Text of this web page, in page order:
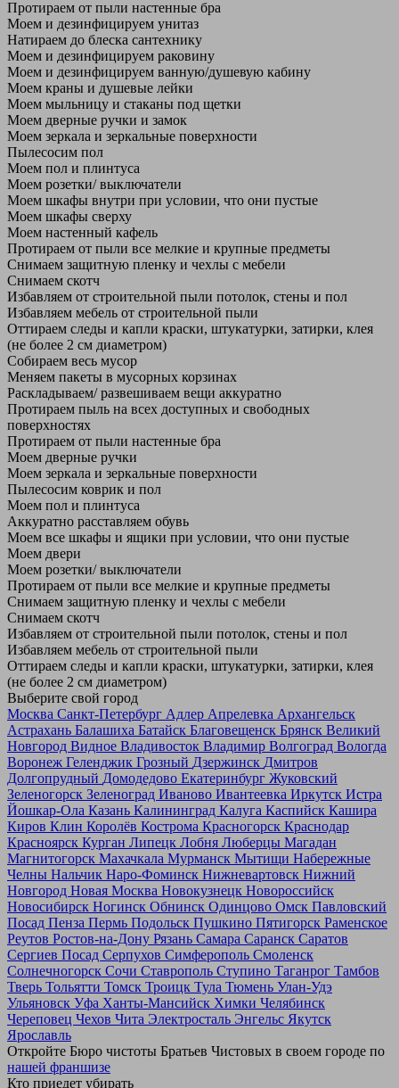
Протираем от пыли настенные бра
Моем и дезинфицируем унитаз
Натираем до блеска сантехнику
Моем и дезинфицируем раковину
Моем и дезинфицируем ванную/душевую кабину
Моем краны и душевые лейки
Моем мыльницу и стаканы под щетки
Моем дверные ручки и замок
Моем зеркала и зеркальные поверхности
Пылесосим пол
Моем пол и плинтуса
Моем розетки/ выключатели
Моем шкафы внутри при условии, что они пустые
Моем шкафы сверху
Моем настенный кафель
Протираем от пыли все мелкие и крупные предметы
Снимаем защитную пленку и чехлы с мебели
Снимаем скотч
Избавляем от строительной пыли потолок, стены и пол
Избавляем мебель от строительной пыли
Оттираем следы и капли краски, штукатурки, затирки, клея
(не более 2 см диаметром)
Собираем весь мусор
Меняем пакеты в мусорных корзинах
Раскладываем/ развешиваем вещи аккуратно
Протираем пыль на всех доступных и свободных
поверхностях
Протираем от пыли настенные бра
Моем дверные ручки
Моем зеркала и зеркальные поверхности
Пылесосим коврик и пол
Моем пол и плинтуса
Аккуратно расставляем обувь
Моем все шкафы и ящики при условии, что они пустые
Моем двери
Моем розетки/ выключатели
Протираем от пыли все мелкие и крупные предметы
Снимаем защитную пленку и чехлы с мебели
Снимаем скотч
Избавляем от строительной пыли потолок, стены и пол
Избавляем мебель от строительной пыли
Оттираем следы и капли краски, штукатурки, затирки, клея
(не более 2 см диаметром)
Выберите свой город
Москва Санкт-Петербург Адлер Апрелевка Архангельск
Астрахань Балашиха Батайск Благовещенск Брянск Великий
Новгород Видное Владивосток Владимир Волгоград Вологда
Воронеж Геленджик Грозный Дзержинск Дмитров
Долгопрудный Домодедово Екатеринбург Жуковский
Зеленогорск Зеленоград Иваново Ивантеевка Иркутск Истра
Йошкар-Ола Казань Калининград Калуга Каспийск Кашира
Киров Клин Королёв Кострома Красногорск Краснодар
Красноярск Курган Липецк Лобня Люберцы Магадан
Магнитогорск Махачкала Мурманск Мытищи Набережные
Челны Нальчик Наро-Фоминск Нижневартовск Нижний
Новгород Новая Москва Новокузнецк Новороссийск
Новосибирск Ногинск Обнинск Одинцово Омск Павловский
Посад Пенза Пермь Подольск Пушкино Пятигорск Раменское
Реутов Ростов-на-Дону Рязань Самара Саранск Саратов
Сергиев Посад Серпухов Симферополь Смоленск
Солнечногорск Сочи Ставрополь Ступино Таганрог Тамбов
Тверь Тольятти Томск Троицк Тула Тюмень Улан-Удэ
Ульяновск Уфа Ханты-Мансийск Химки Челябинск
Череповец Чехов Чита Электросталь Энгельс Якутск
Ярославль
Откройте Бюро чистоты Братьев Чистовых в своем городе по
нашей франшизе
Кто приедет убирать